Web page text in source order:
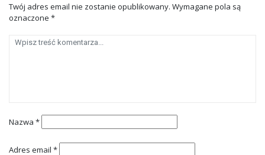
Twój adres email nie zostanie opublikowany. Wymagane pola są
oznaczone *
Nazwa *
Adres email *